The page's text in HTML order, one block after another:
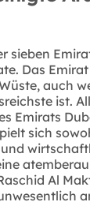
sieben
Das
auch
ist.
Emirats
sich
Al